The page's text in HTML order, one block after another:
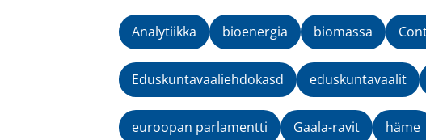
Analytiikka bioenergia biomassa
Eduskuntavaaliehdokasd eduskuntavaalit
euroopan parlamentti Gaala-ravit häme